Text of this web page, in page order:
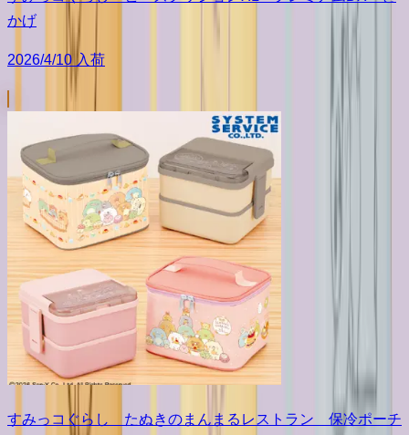
かげ
2026/4/10 入荷
すみっコぐらし たぬきのまんまるレストラン 保冷ポーチ